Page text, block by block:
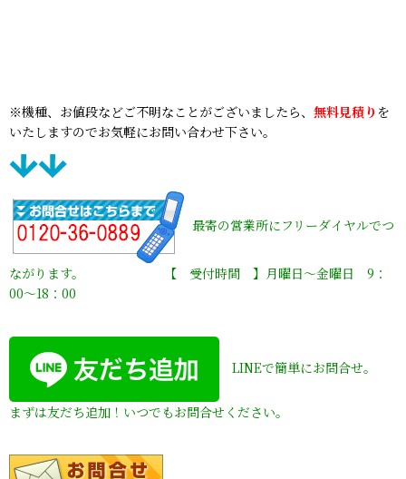
※機種、お値段などご不明なことがございましたら、 無料見積り を
いたしますのでお気軽にお問い合わせ下さい。
最寄の営業所にフリーダイヤルでつ
ながります。 【 受付時間 】月曜日〜金曜日 9：
00〜18：00
LINEで簡単にお問合せ。
まずは友だち追加！いつでもお問合せください。